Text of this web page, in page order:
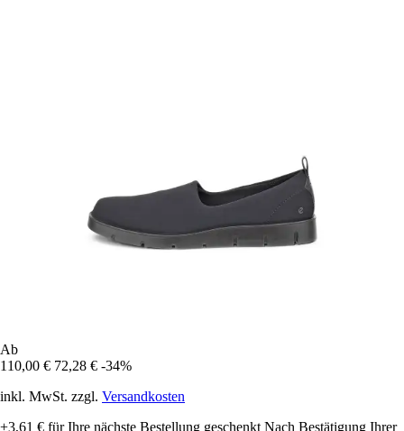
Ab
110,00 € 72,28 € -34%
inkl. MwSt. zzgl. Versandkosten
+3,61 € für Ihre nächste Bestellung geschenkt Nach Bestätigung Ihrer